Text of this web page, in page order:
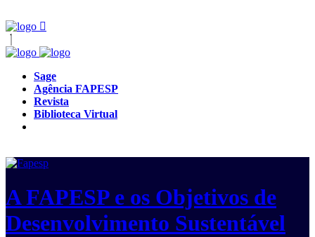
Sage
Agência FAPESP
Revista
Biblioteca Virtual
A FAPESP e os Objetivos de
Desenvolvimento Sustentável